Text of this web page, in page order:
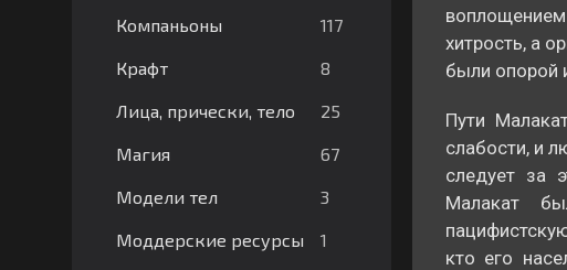
Компаньоны 117
Крафт 8
Лица, прически, тело 25
Магия 67
Модели тел 3
Моддерские ресурсы 1
хитрость, а
были опорой
Пути
слабости, и
следует за
Малакат
кто его